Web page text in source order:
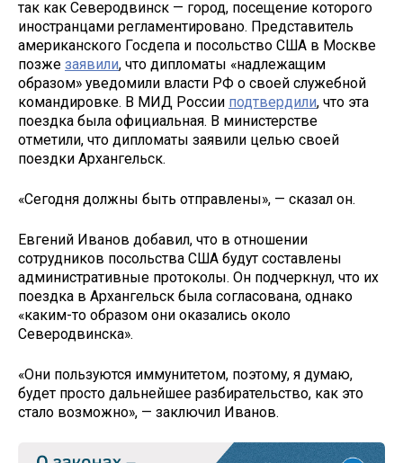
так как Северодвинск — город, посещение которого
иностранцами регламентировано. Представитель
американского Госдепа и посольство США в Москве
позже заявили, что дипломаты «надлежащим
образом» уведомили власти РФ о своей служебной
командировке. В МИД России подтвердили, что эта
поездка была официальная. В министерстве
отметили, что дипломаты заявили целью своей
поездки Архангельск.
«Сегодня должны быть отправлены», — сказал он.
Евгений Иванов добавил, что в отношении
сотрудников посольства США будут составлены
административные протоколы. Он подчеркнул, что их
поездка в Архангельск была согласована, однако
«каким-то образом они оказались около
Северодвинска».
«Они пользуются иммунитетом, поэтому, я думаю,
будет просто дальнейшее разбирательство, как это
стало возможно», — заключил Иванов.